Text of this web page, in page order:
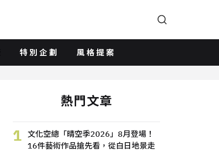
特別企劃 風格提案
熱門文章
1
文化空總「晴空季2026」8月登場！
16件藝術作品搶先看，從白日地景走